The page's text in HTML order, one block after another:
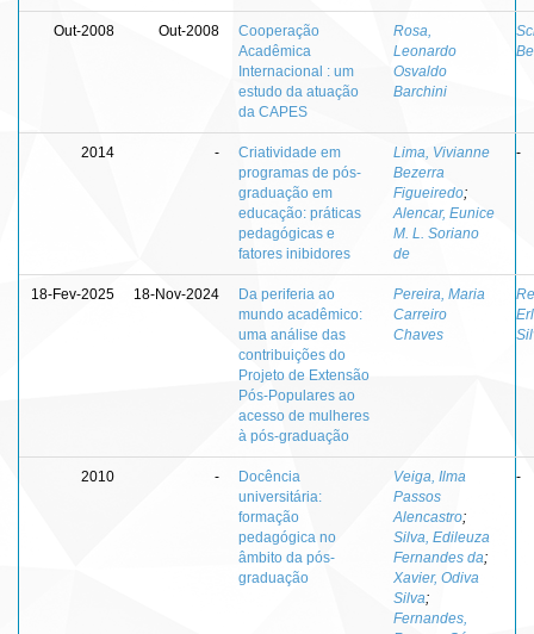
Out-2008 Out-2008
Cooperação
Acadêmica
Internacional : um
estudo da atuação
da CAPES
Rosa,
Leonardo
Osvaldo
Barchini
2014 -
Criatividade em
programas de pós-
graduação em
educação: práticas
pedagógicas e
fatores inibidores
Lima, Vivianne
Bezerra
Figueiredo;
Alencar, Eunice
M. L. Soriano
de
-
18-Fev-2025 18-Nov-2024
Da periferia ao
mundo acadêmico:
uma análise das
contribuições do
Projeto de Extensão
Pós-Populares ao
acesso de mulheres
à pós-graduação
Pereira, Maria
Carreiro
Chaves
2010 -
Docência
universitária:
formação
pedagógica no
âmbito da pós-
graduação
Veiga, Ilma
Passos
Alencastro;
Silva, Edileuza
Fernandes da;
Xavier, Odiva
Silva;
Fernandes,
-